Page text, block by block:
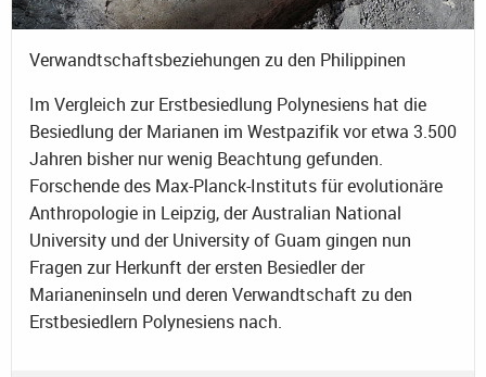
Verwandtschaftsbeziehungen zu den Philippinen
Im Vergleich zur Erstbesiedlung Polynesiens hat die
Besiedlung der Marianen im Westpazifik vor etwa 3.500
Jahren bisher nur wenig Beachtung gefunden.
Forschende des Max-Planck-Instituts für evolutionäre
Anthropologie in Leipzig, der Australian National
University und der University of Guam gingen nun
Fragen zur Herkunft der ersten Besiedler der
Marianeninseln und deren Verwandtschaft zu den
Erstbesiedlern Polynesiens nach.